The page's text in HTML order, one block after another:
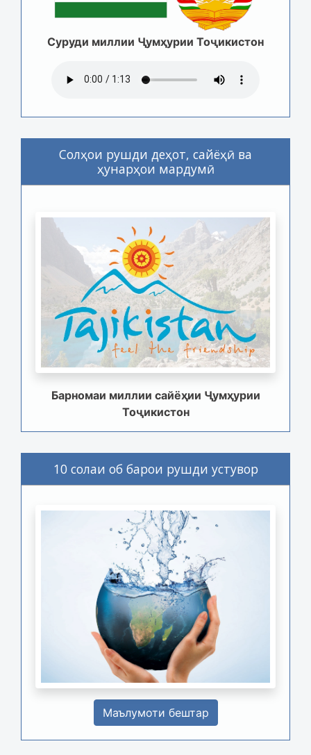
Суруди миллии Ҷумҳурии Тоҷикистон
Солҳои рушди деҳот, сайёҳӣ ва
ҳунарҳои мардумӣ
Барномаи миллии сайёҳии Ҷумҳурии
Тоҷикистон
10 солаи об барои рушди устувор
Маълумоти бештар